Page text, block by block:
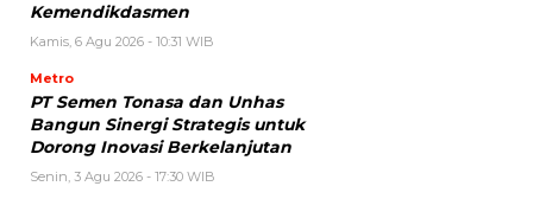
Kemendikdasmen
Kamis, 6 Agu 2026 - 10:31 WIB
Metro
PT Semen Tonasa dan Unhas
Bangun Sinergi Strategis untuk
Dorong Inovasi Berkelanjutan
Senin, 3 Agu 2026 - 17:30 WIB